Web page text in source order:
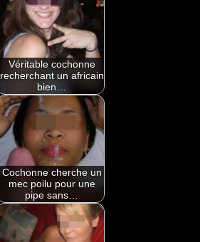
Véritable cochonne
recherchant un africain
bien…
Cochonne cherche un
mec poilu pour une
pipe sans…